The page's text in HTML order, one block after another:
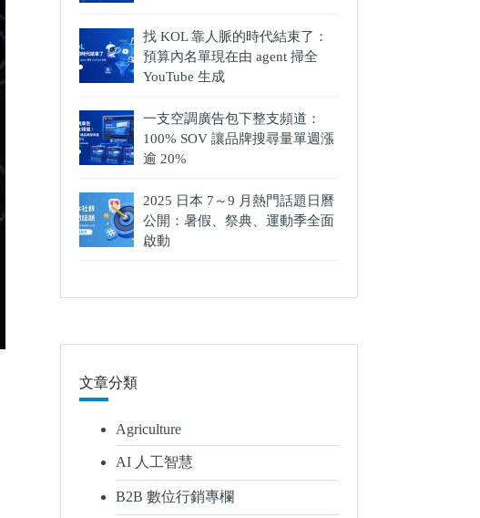
找 KOL 靠人脈的時代結束了：
預算內名單現在由 agent 掃全
YouTube 生成
一支空調廣告包下整支頻道：
100% SOV 讓品牌搜尋量單週漲
逾 20%
2025 日本 7～9 月熱門話題日曆
公開：暑假、祭典、運動季全面
啟動
文章分類
Agriculture
AI 人工智慧
B2B 數位行銷專欄